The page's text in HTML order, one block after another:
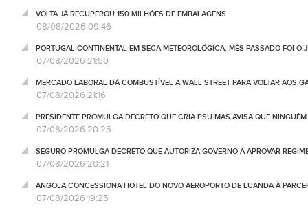
VOLTA JÁ RECUPEROU 150 MILHÕES DE EMBALAGENS
08/08/2026 09:46
PORTUGAL CONTINENTAL EM SECA METEOROLÓGICA, MÊS PASSADO FOI O
07/08/2026 21:50
MERCADO LABORAL DÁ COMBUSTÍVEL A WALL STREET PARA VOLTAR AOS
07/08/2026 21:16
PRESIDENTE PROMULGA DECRETO QUE CRIA PSU MAS AVISA QUE
07/08/2026 20:25
SEGURO PROMULGA DECRETO QUE AUTORIZA GOVERNO A APROVAR
07/08/2026 20:21
ANGOLA CONCESSIONA HOTEL DO NOVO AEROPORTO DE LUANDA À
07/08/2026 19:25